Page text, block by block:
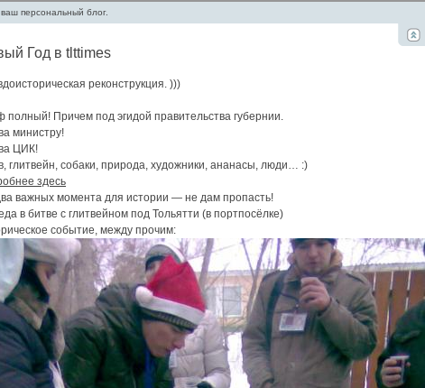
персональный блог.
Год в tlttimes
реконструкция. )))
полный! Причем под эгидой правительства губернии.
министру!
ЦИК!
глитвейн, собаки, природа, художники, ананасы, люди… :)
здесь
важных момента для истории — не дам пропасть!
в битве с глитвейном под Тольятти (в портпосёлке)
событие, между прочим: